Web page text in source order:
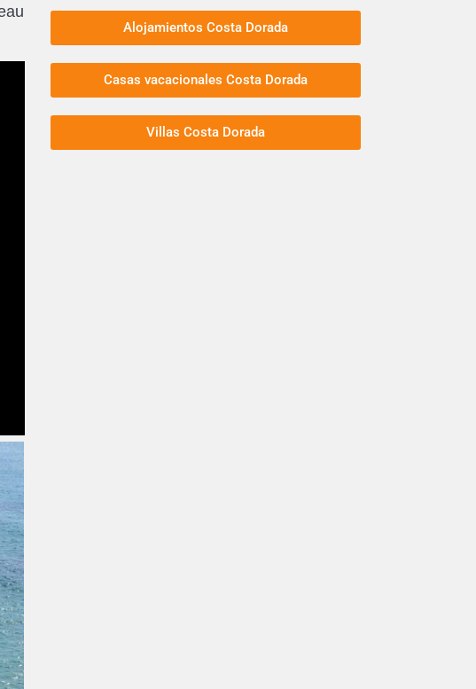
Alojamientos Costa Dorada
Casas vacacionales Costa Dorada
Villas Costa Dorada